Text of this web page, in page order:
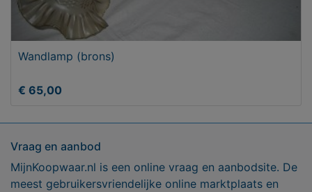
Wandlamp (brons)
€ 65,00
Vraag en aanbod
MijnKoopwaar.nl is een online vraag en aanbodsite. De
meest gebruikersvriendelijke online marktplaats en